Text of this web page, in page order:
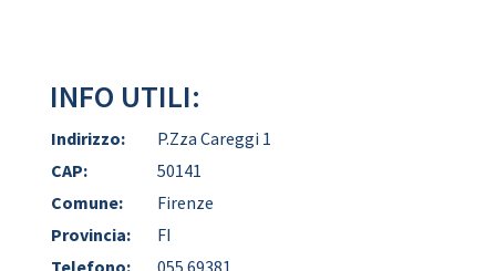
INFO UTILI:
Indirizzo:
P.Zza Careggi 1
CAP:
50141
Comune:
Firenze
Provincia:
FI
Telefono:
055 69381